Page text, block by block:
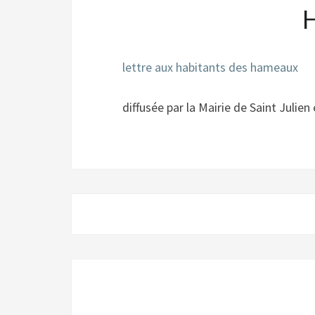
lettre aux habitants des hameaux
diffusée par la Mairie de Saint Julien